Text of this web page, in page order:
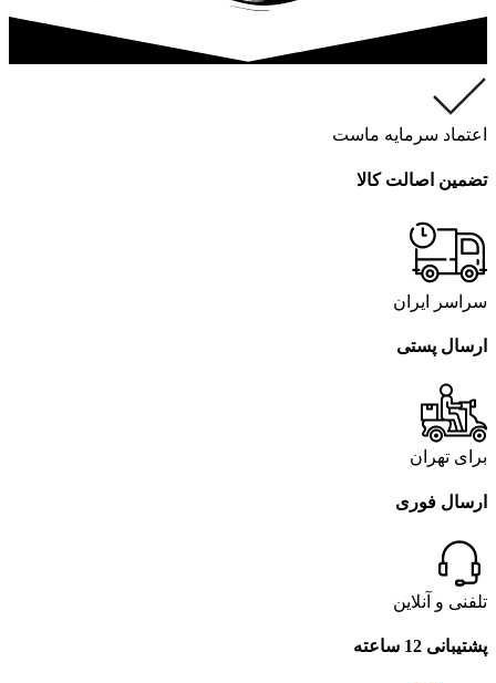
اعتماد سرمایه ماست
تضمین اصالت کالا
سراسر ایران
ارسال پستی
برای تهران
ارسال فوری
تلفنی و آنلاین
پشتیبانی 12 ساعته